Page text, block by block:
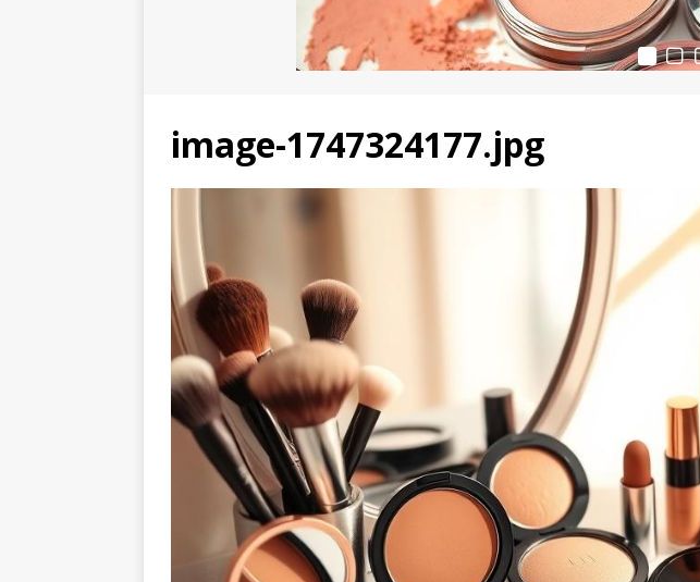
image-1747324177.jpg